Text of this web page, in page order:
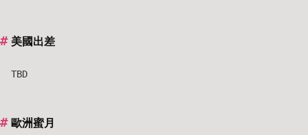
美國出差
TBD
歐洲蜜月